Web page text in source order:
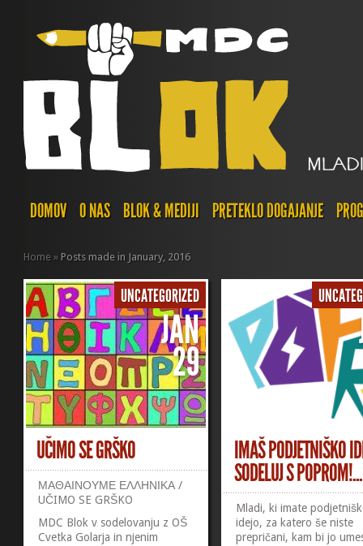
DOMOV O NAS BLOK & MEDIJI PRETEKLO DOGAJANJE
Home » Posts made in January, 2016
UNCATEGORIZED
JAN
29
UČIMO SE GRŠKO
ΜΑΘΑΙΝΟΥΜΕ ΕΛΛΗΝΙΚΑ /
UČIMO SE GRŠKO
MDC Blok v sodelovanju z OŠ
Cvetka Golarja in njenim
IMAŠ PODJETNIŠKO
SODELUJ S POPROM!...
Mladi, ki imate
idejo, za katero še niste
prepričani, kam bi jo